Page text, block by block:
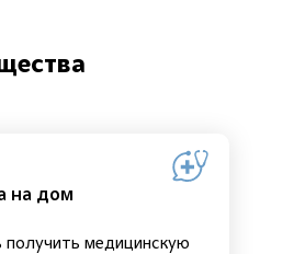
на дом
получить медицинскую